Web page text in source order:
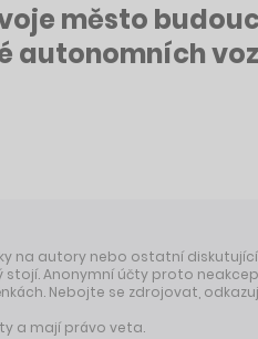
město
autonomních
na autory nebo ostatní
stojí. Anonymní účty proto
Nebojte se zdrojovat,
a mají právo veta.